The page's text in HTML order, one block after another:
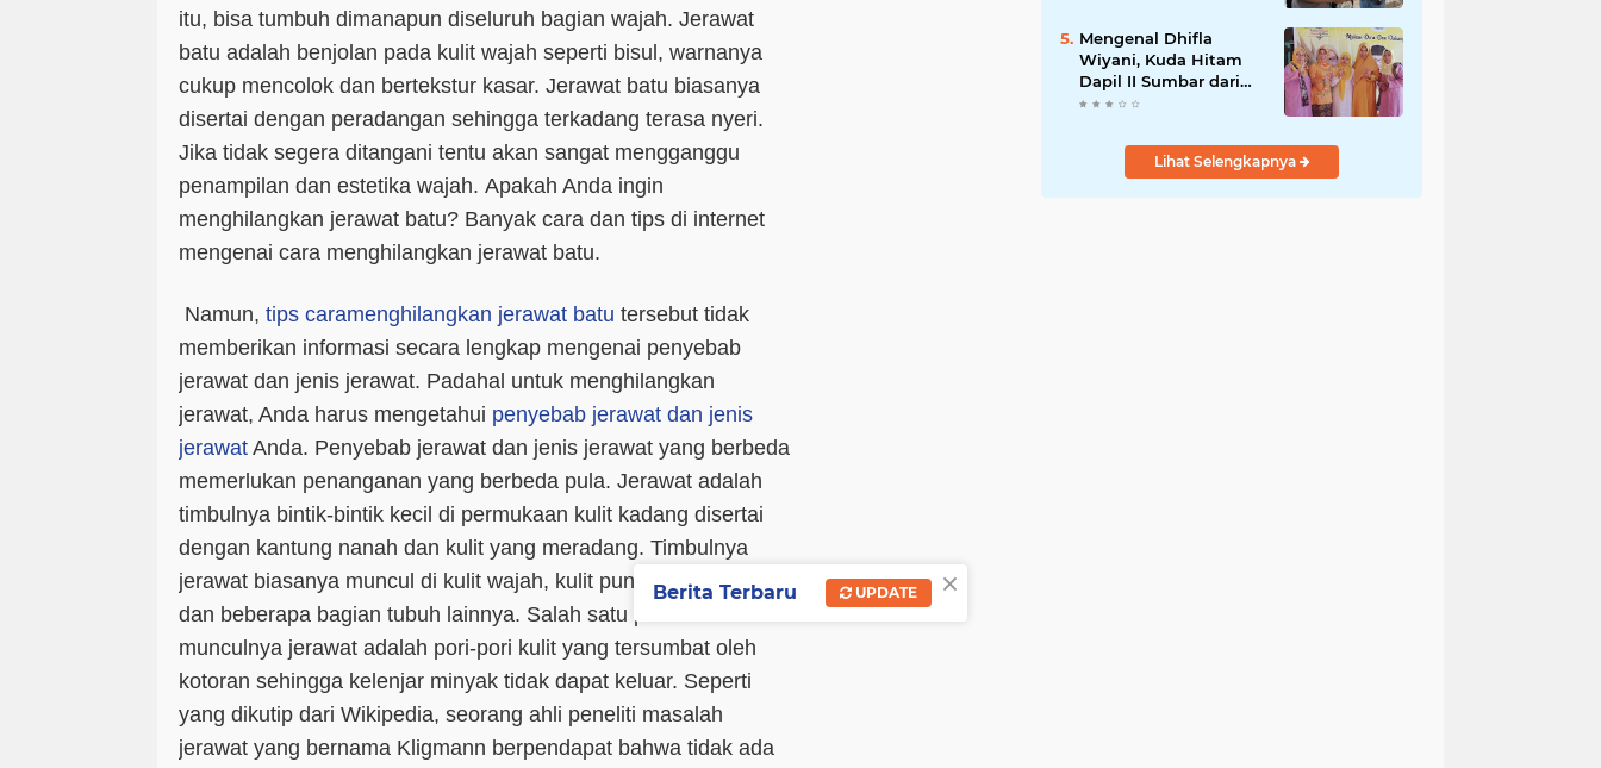
itu, bisa tumbuh dimanapun diseluruh bagian wajah. Jerawat
batu adalah benjolan pada kulit wajah seperti bisul, warnanya
cukup mencolok dan bertekstur kasar. Jerawat batu biasanya
disertai dengan peradangan sehingga terkadang terasa nyeri.
Jika tidak segera ditangani tentu akan sangat mengganggu
penampilan dan estetika wajah. Apakah Anda ingin
menghilangkan jerawat batu? Banyak cara dan tips di internet
mengenai cara menghilangkan jerawat batu.
Namun, tips caramenghilangkan jerawat batu tersebut tidak
memberikan informasi secara lengkap mengenai penyebab
jerawat dan jenis jerawat. Padahal untuk menghilangkan
jerawat, Anda harus mengetahui penyebab jerawat dan jenis
jerawat Anda. Penyebab jerawat dan jenis jerawat yang berbeda
memerlukan penanganan yang berbeda pula. Jerawat adalah
timbulnya bintik-bintik kecil di permukaan kulit kadang disertai
dengan kantung nanah dan kulit yang meradang. Timbulnya
jerawat biasanya muncul di kulit wajah, kulit punggung, leher,
dan beberapa bagian tubuh lainnya. Salah satu pemicu
munculnya jerawat adalah pori-pori kulit yang tersumbat oleh
kotoran sehingga kelenjar minyak tidak dapat keluar. Seperti
yang dikutip dari Wikipedia, seorang ahli peneliti masalah
jerawat yang bernama Kligmann berpendapat bahwa tidak ada
Mengenal Dhifla
Wiyani, Kuda Hitam
Dapil II Sumbar dari
Golkar
Lihat Selengkapnya
×
Berita Terbaru UPDATE